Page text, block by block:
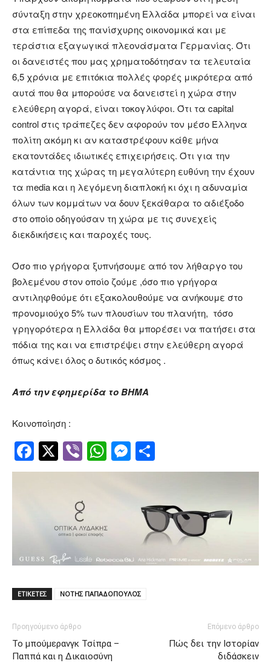
σύνταξη στην χρεοκοπημένη Ελλάδα μπορεί να είναι
στα επίπεδα της πανίσχυρης οικονομικά και με
τεράστια εξαγωγικά πλεονάσματα Γερμανίας. Ότι
οι δανειστές που μας χρηματοδότησαν τα τελευταία
6,5 χρόνια με επιτόκια πολλές φορές μικρότερα από
αυτά που θα μπορούσε να δανειστεί η χώρα στην
ελεύθερη αγορά, είναι τοκογλύφοι. Ότι τα capital
control στις τράπεζες δεν αφορούν τον μέσο Έλληνα
πολίτη ακόμη κι αν καταστρέφουν κάθε μήνα
εκατοντάδες ιδιωτικές επιχειρήσεις. Ότι για την
κατάντια της χώρας τη μεγαλύτερη ευθύνη την έχουν
τα media και η λεγόμενη διαπλοκή κι όχι η αδυναμία
όλων των κομμάτων να δουν ξεκάθαρα το αδιέξοδο
στο οποίο οδηγούσαν τη χώρα με τις συνεχείς
διεκδικήσεις και παροχές τους.
Όσο πιο γρήγορα ξυπνήσουμε από τον λήθαργο του
βολεμένου στον οποίο ζούμε ,όσο πιο γρήγορα
αντιληφθούμε ότι εξακολουθούμε να ανήκουμε στο
προνομιούχο 5% των πλουσίων του πλανήτη, τόσο
γρηγορότερα η Ελλάδα θα μπορέσει να πατήσει στα
πόδια της και να επιστρέψει στην ελεύθερη αγορά
όπως κάνει όλος ο δυτικός κόσμος .
Από την εφημερίδα το ΒΗΜΑ
Κοινοποίηση :
Facebook
Twitter
ViberWhatsApp
Messenger
ΕΤΙΚΕΤΕΣ ΝΟΤΗΣ ΠΑΠΑΔΟΠΟΥΛΟΣ
Προηγούμενο άρθρο
Το μπούμερανγκ Τσίπρα –
Παππά και η Δικαιοσύνη
Επόμενο άρθρο
Πώς δει την Ιστορίαν
διδάσκειν